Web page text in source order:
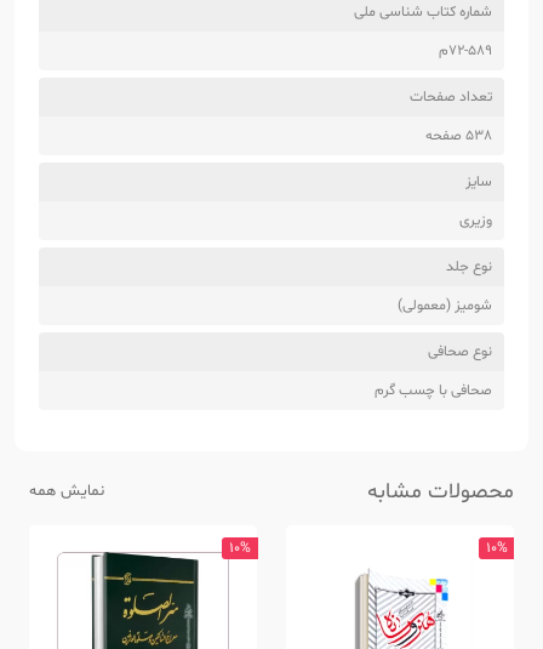
شماره کتاب شناسی ملی
72-589م
تعداد صفحات
538 صفحه
سایز
وزیری
نوع جلد
شومیز (معمولی)
نوع صحافی
صحافی با چسب گرم
محصولات مشابه نمایش همه
10%
10%